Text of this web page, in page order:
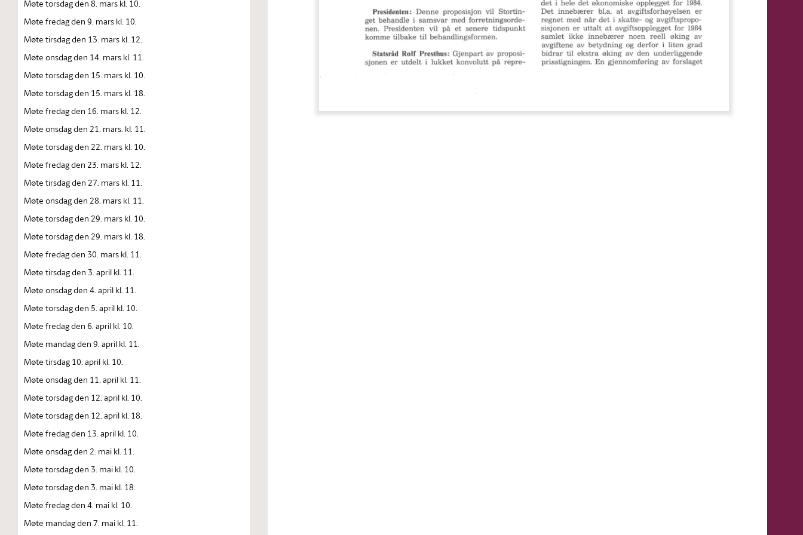
Møte torsdag den 8. mars kl. 10.
Møte fredag den 9. mars kl. 10.
Møte tirsdag den 13. mars kl. 12.
Møte onsdag den 14. mars kl. 11.
Møte torsdag den 15. mars kl. 10.
Møte torsdag den 15. mars kl. 18.
Møte fredag den 16. mars kl. 12.
Møte onsdag den 21. mars. kl. 11.
Møte torsdag den 22. mars kl. 10.
Møte fredag den 23. mars kl. 12.
Møte tirsdag den 27. mars kl. 11.
Møte onsdag den 28. mars kl. 11.
Møte torsdag den 29. mars kl. 10.
Møte torsdag den 29. mars kl. 18.
Møte fredag den 30. mars kl. 11.
Møte tirsdag den 3. april kl. 11.
Møte onsdag den 4. april kl. 11.
Møte torsdag den 5. april kl. 10.
Møte fredag den 6. april kl. 10.
Møte mandag den 9. april kl. 11.
Møte tirsdag 10. april kl. 10.
Møte onsdag den 11. april kl. 11.
Møte torsdag den 12. april kl. 10.
Møte torsdag den 12. april kl. 18.
Møte fredag den 13. april kl. 10.
Møte onsdag den 2. mai kl. 11.
Møte torsdag den 3. mai kl. 10.
Møte torsdag den 3. mai kl. 18.
Møte fredag den 4. mai kl. 10.
Møte mandag den 7. mai kl. 11.